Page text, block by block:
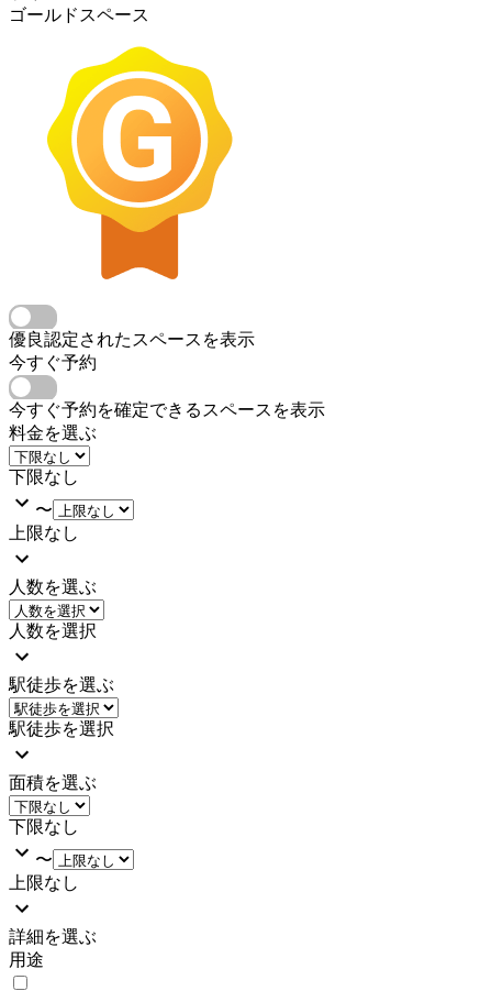
ゴールドスペース
優良認定されたスペースを表示
今すぐ予約
今すぐ予約を確定できるスペースを表示
料金を選ぶ
下限なし
〜
上限なし
人数を選ぶ
人数を選択
駅徒歩を選ぶ
駅徒歩を選択
面積を選ぶ
下限なし
〜
上限なし
詳細を選ぶ
用途